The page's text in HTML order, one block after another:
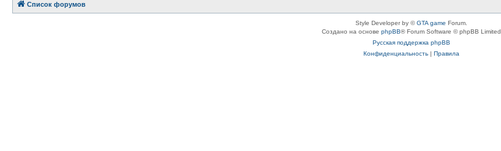
Список форумов
Style Developer by ©GTA game Forum.
Создано на основе phpBB® Forum Software © phpBB Limited
Русская поддержка phpBB
Конфиденциальность| Правила